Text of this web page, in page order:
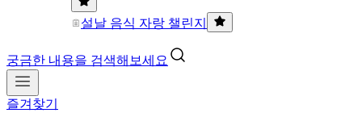
설날 음식 자랑 챌린지
궁금한 내용을 검색해보세요
즐겨찾기